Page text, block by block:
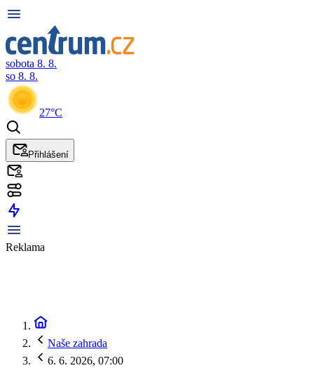
sobota 8. 8.
so 8. 8.
27°C
Přihlášení
Reklama
Naše zahrada
6. 6. 2026, 07:00